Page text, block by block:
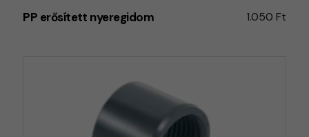
PP erősített nyeregidom 1.050 Ft